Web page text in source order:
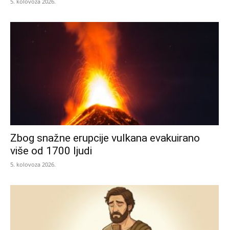
Zbog snažne erupcije vulkana evakuirano
više od 1700 ljudi
5. kolovoza 2026.